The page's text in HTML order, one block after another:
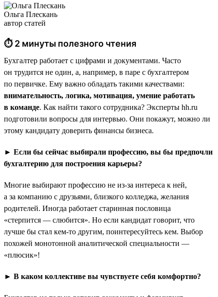
Ольга Плескань
автор статей
⏱ 2 минуты полезного чтения
Бухгалтер работает с цифрами и документами. Часто
он трудится не один, а, например, в паре с бухгалтером
по первичке. Ему важно обладать такими качествами:
внимательность, логика, мотивация, умение работать
в команде. Как найти такого сотрудника? Эксперты hh.ru
подготовили вопросы для интервью. Они покажут, можно ли
этому кандидату доверить финансы бизнеса.
► Если бы сейчас выбирали профессию, вы бы предпочли
бухгалтерию для построения карьеры?
Многие выбирают профессию не из-за интереса к ней,
а за компанию с друзьями, близкого колледжа, желания
родителей. Иногда работает старинная пословица
«стерпится — слюбится». Но если кандидат говорит, что
лучше бы стал кем-то другим, поинтересуйтесь кем. Выбор
похожей монотонной аналитической специальности —
«плюсик»!
► В каком коллективе вы чувствуете себя комфортно?